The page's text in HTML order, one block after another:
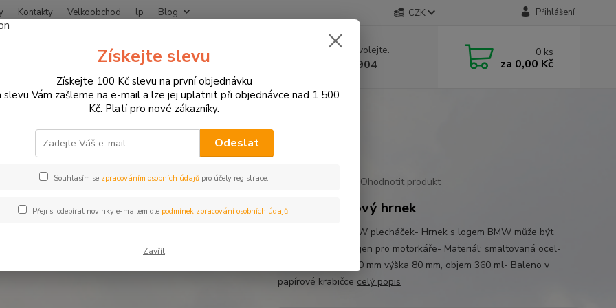
Kontakty Velkoobchod lp Blog CZK Přihlášení
Hledat Nevíte si rady? Zavolejte.
+420 774 641 904
0 ks
za 0,00 Kč
DÁREK PRO MOTORKÁŘE Dárkový hrnek BMW plecháček
hrnek BMW plecháček
Ohodnotit produkt
BMW plechový hrnek
Dárkový hrnek BMW plecháček- Hrnek s logem BMW může být
pěkným dárkem nejen pro motorkáře- Materiál: smaltovaná ocel-
Rozměry: průměr 80 mm výška 80 mm, objem 360 ml- Baleno v
papírové krabičce celý popis
Získejte slevu
Získejte 100 Kč slevu na první objednávku
slevu Vám zašleme na e-mail a lze jej uplatnit při objednávce nad 1 500
Kč. Platí pro nové zákazníky.
Odeslat
Souhlasím se zpracováním osobních údajů pro účely registrace.
Přeji si odebírat novinky e-mailem dle podmínek zpracování osobních údajů.
Zavřít